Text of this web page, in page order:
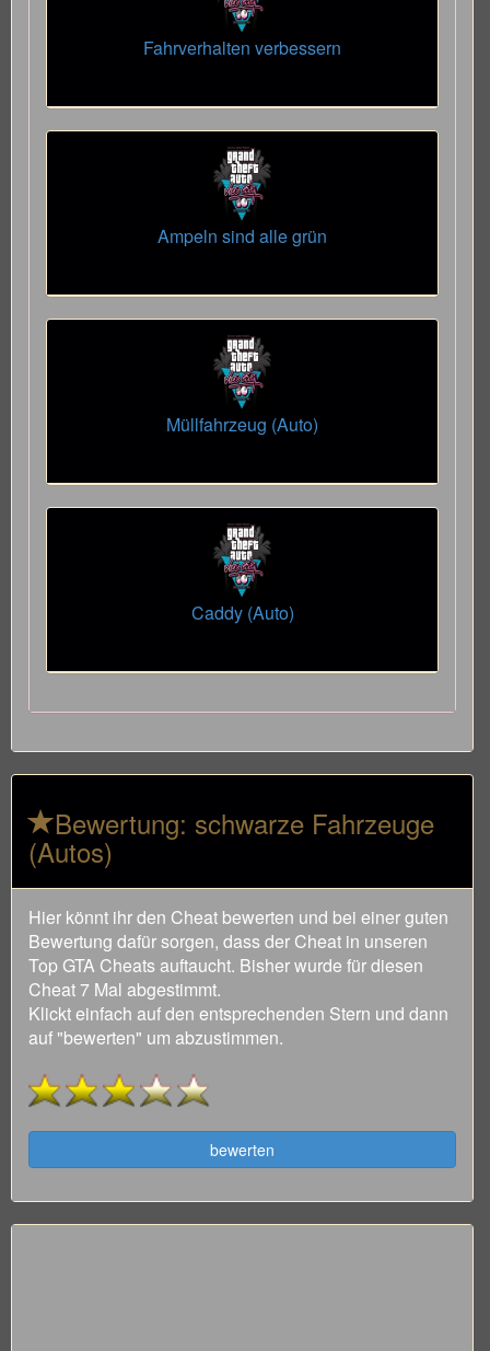
Fahrverhalten verbessern
Ampeln sind alle grün
Müllfahrzeug (Auto)
Caddy (Auto)
Bewertung: schwarze Fahrzeuge
(Autos)
Hier könnt ihr den Cheat bewerten und bei einer guten
Bewertung dafür sorgen, dass der Cheat in unseren
Top GTA Cheats auftaucht. Bisher wurde für diesen
Cheat 7 Mal abgestimmt.
Klickt einfach auf den entsprechenden Stern und dann
auf "bewerten" um abzustimmen.
bewerten